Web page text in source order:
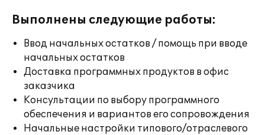
Выполнены следующие работы:
Ввод начальных остатков / помощь при вводе
начальных остатков
Доставка программных продуктов в офис
заказчика
Консультации по выбору программного
обеспечения и вариантов его сопровождения
Начальные настройки типового/отраслевого